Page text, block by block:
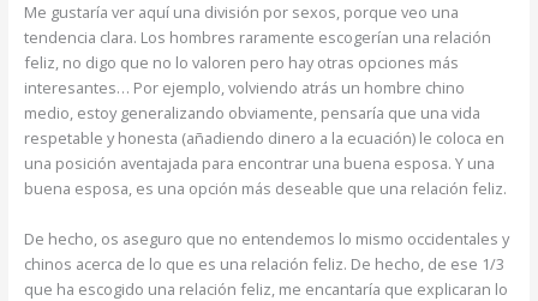
Me gustaría ver aquí una división por sexos, porque veo una
tendencia clara. Los hombres raramente escogerían una relación
feliz, no digo que no lo valoren pero hay otras opciones más
interesantes… Por ejemplo, volviendo atrás un hombre chino
medio, estoy generalizando obviamente, pensaría que una vida
respetable y honesta (añadiendo dinero a la ecuación) le coloca en
una posición aventajada para encontrar una buena esposa. Y una
buena esposa, es una opción más deseable que una relación feliz.
De hecho, os aseguro que no entendemos lo mismo occidentales y
chinos acerca de lo que es una relación feliz. De hecho, de ese 1/3
que ha escogido una relación feliz, me encantaría que explicaran lo